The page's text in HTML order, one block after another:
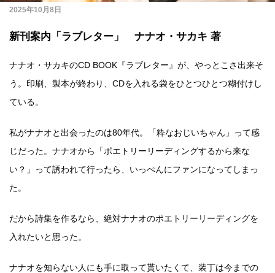
2025年10月8日
新刊案内「ラブレター」 ナナオ・サカキ 著
ナナオ・サカキのCD BOOK『ラブレター』が、やっとこさ出来そ
う。印刷、製本が終わり、CDを入れる袋をひとつひとつ糊付けし
ている。
私がナナオと出会ったのは80年代。「粋なおじいちゃん」って感
じだった。ナナオから「ポエトリーリーディングするから来な
い？」って誘われて行ったら、いっぺんにファンになってしまっ
た。
だから詩集を作るなら、絶対ナナオのポエトリーリーディングを
入れたいと思った。
ナナオを知らない人にも手に取って貰いたくて、装丁は今までの